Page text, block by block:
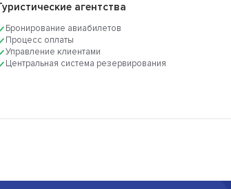
агентства
Бронирование авиабилетов
Процесс оплаты
Управление клиентами
Центральная система резервирования